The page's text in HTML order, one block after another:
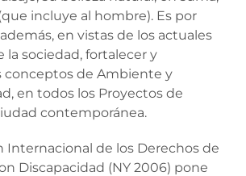
incluye al hombre). Es por
en vistas de los actuales
la sociedad, fortalecer y
conceptos de Ambiente y
en todos los Proyectos de
contemporánea.
Internacional de los Derechos de
Discapacidad (NY 2006) pone